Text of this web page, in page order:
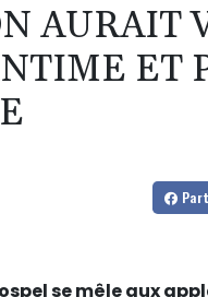
AURAIT
ET
se mêle aux